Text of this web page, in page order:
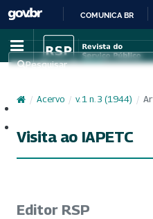
COMUNICA BR
Pesquisar
/ Acervo / v. 1 n. 3 (1944) /
Visita ao IAPETC
Editor RSP